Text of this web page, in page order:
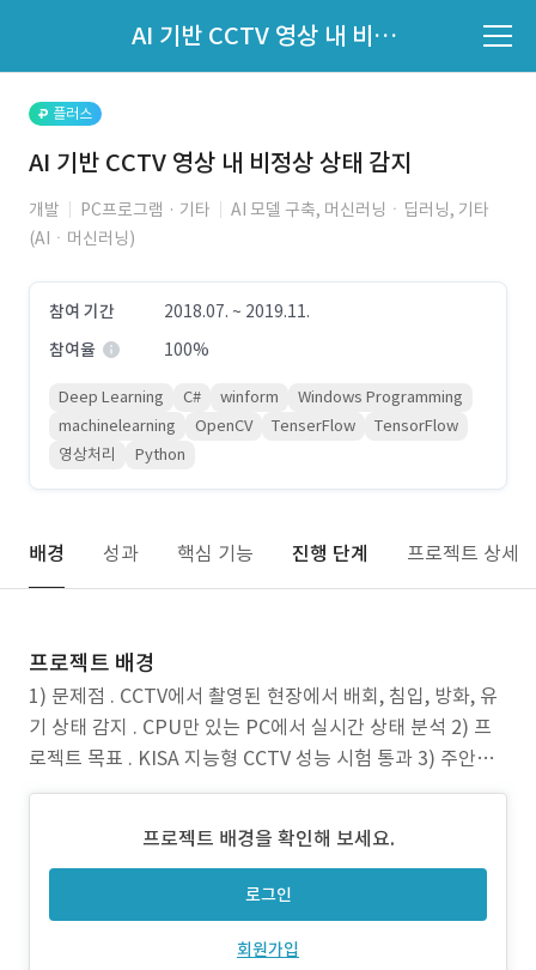
AI 기반 CCTV 영상 내 비정상 상태 감지
지원자 목록 바로가기
플러스
AI 기반 CCTV 영상 내 비정상 상태 감지
개발 PC프로그램 · 기타
AI 모델 구축, 머신러닝ㆍ딥러닝, 기타
(AIㆍ머신러닝)
참여 기간
2018.07. ~ 2019.11.
참여율
100%
Deep Learning C# winform
Windows Programming
machinelearning
OpenCV TenserFlow
TensorFlow
영상처리
Python
배경 성과 핵심 기능 진행 단계 프로젝트 상세
프로젝트 배경
1) 문제점 . CCTV에서 촬영된 현장에서 배회, 침입, 방화, 유
기 상태 감지 . CPU만 있는 PC에서 실시간 상태 분석 2) 프
로젝트 목표 . KISA 지능형 CCTV 성능 시험 통과 3) 주안점 .
딥러닝 기반 객체 감지, 배경 학습 기반 배회, 침입, 방화, 유
프로젝트 배경을 확인해 보세요.
로그인
회원가입